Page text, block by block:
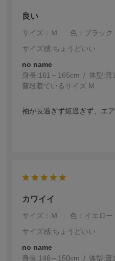
良い
サイズ：Ｍ
色：ブラック
サイズ感:ちょうどいい
no name
身長:161～165cm 体型:普
普段着ているサイズ:M
袖が長過ぎず短過ぎず、エ
カワイイ
サイズ：Ｍ
色：イエロー
サイズ感:ちょうどいい
no name
身長:146～150cm 体型:普